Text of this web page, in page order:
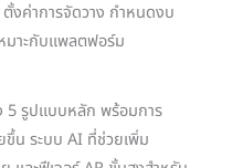
งค่าการจัดวาง กำหนดงบ
มาะกับแพลตฟอร์ม
5 รูปแบบหลัก พร้อมการ
ขึ้น ระบบ AI ที่ช่วยเพิ่ม